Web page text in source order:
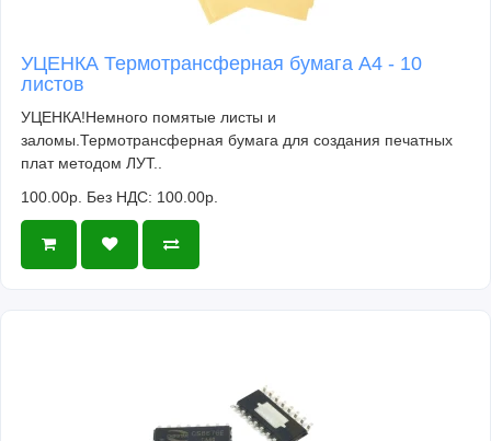
УЦЕНКА Термотрансферная бумага А4 - 10
листов
УЦЕНКА!Немного помятые листы и
заломы.Термотрансферная бумага для создания печатных
плат методом ЛУТ..
100.00р. Без НДС: 100.00р.